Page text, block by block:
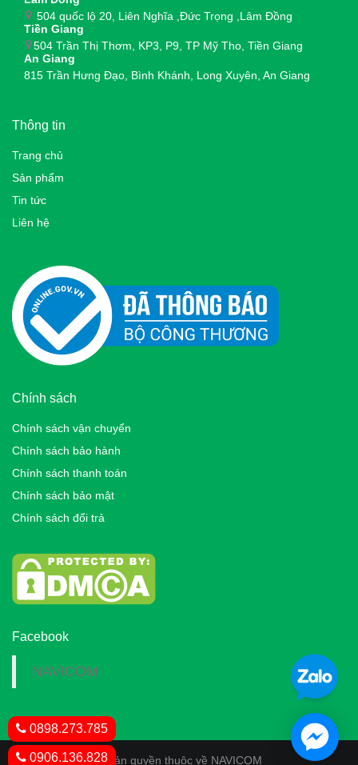
504 quốc lộ 20, Liên Nghĩa ,Đức Trọng ,Lâm Đồng
Tiền Giang
504 Trần Thị Thơm, KP3, P9, TP Mỹ Tho, Tiền Giang
An Giang
815 Trần Hưng Đạo, Bình Khánh, Long Xuyên, An Giang
Thông tin
Trang chủ
Sản phẩm
Tin tức
Liên hệ
Chính sách
Chính sách vận chuyển
Chính sách bảo hành
Chính sách thanh toán
Chính sách bảo mật
Chính sách đổi trả
Facebook
NAVICOM
© Bản quyền thuộc về NAVICOM
0898.273.785
0906.136.828